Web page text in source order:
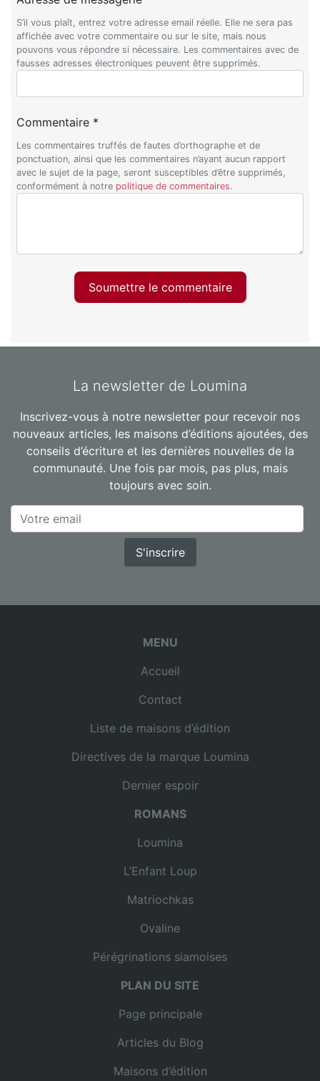
S’il vous plaît, entrez votre adresse email réelle. Elle ne sera pas
affichée avec votre commentaire ou sur le site, mais nous
pouvons vous répondre si nécessaire. Les commentaires avec de
fausses adresses électroniques peuvent être supprimés.
Commentaire *
Les commentaires truffés de fautes d’orthographe et de
ponctuation, ainsi que les commentaires n’ayant aucun rapport
avec le sujet de la page, seront susceptibles d’être supprimés,
conformément à notre politique de commentaires.
Soumettre le commentaire
La newsletter de Loumina
Inscrivez-vous à notre newsletter pour recevoir nos
nouveaux articles, les maisons d’éditions ajoutées, des
conseils d’écriture et les dernières nouvelles de la
communauté. Une fois par mois, pas plus, mais
toujours avec soin.
S'inscrire
MENU
Accueil
Contact
Liste de maisons d’édition
Directives de la marque Loumina
Dernier espoir
ROMANS
Loumina
L’Enfant Loup
Matriochkas
Ovaline
Pérégrinations siamoises
PLAN DU SITE
Page principale
Articles du Blog
Maisons d’édition